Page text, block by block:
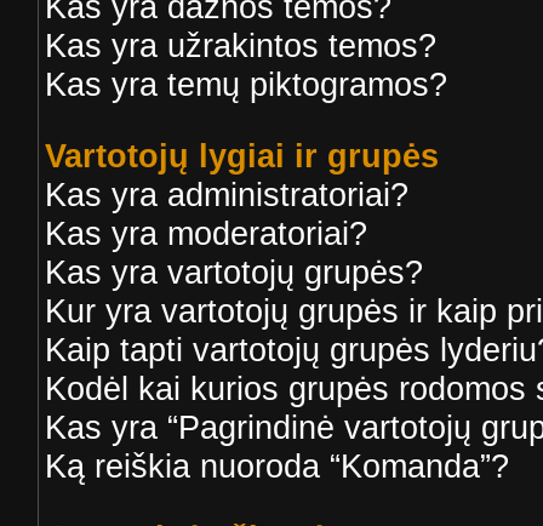
Kas yra užrakintos temos?
Kas yra temų piktogramos?
Vartotojų lygiai ir grupės
Kas yra administratoriai?
Kas yra moderatoriai?
Kas yra vartotojų grupės?
Kur yra vartotojų grupės ir kaip
Kaip tapti vartotojų grupės
Kodėl kai kurios grupės rodomos
Kas yra “Pagrindinė vartotojų
Ką reiškia nuoroda “Komanda”?